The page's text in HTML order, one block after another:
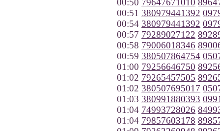
00:50 79647671010
00:51 380979441392
00:54 380979441392
00:57 79289027122
00:58 79006018346
00:59 380507864754
01:00 79256646750
01:02 79265457505
01:02 380507695017
01:03 380991880393
01:04 74993728026
01:04 79857603178